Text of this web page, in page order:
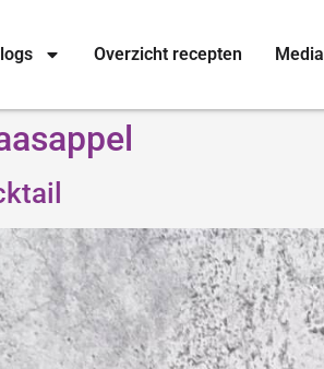
Overzicht recepten Media